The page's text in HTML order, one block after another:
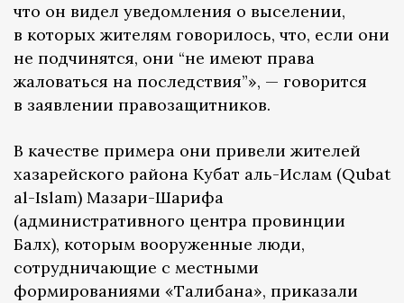
что он видел уведомления о выселении,
в которых жителям говорилось, что, если они
не подчинятся, они “не имеют права
жаловаться на последствия”», — говорится
в заявлении правозащитников.
В качестве примера они привели жителей
хазарейского района Кубат аль-Ислам (Qubat
al-Islam) Мазари-Шарифа
(административного центра провинции
Балх), которым вооруженные люди,
сотрудничающие с местными
формированиями «Талибана», приказали